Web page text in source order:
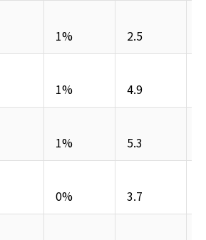
1% 2.5
1% 4.9
1% 5.3
0% 3.7